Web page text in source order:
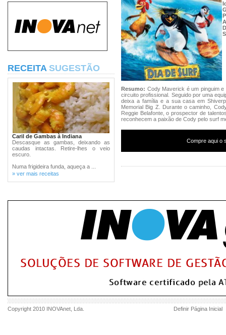
RECEITA SUGESTÃO
Caril de Gambas à Indiana
Descasque as gambas, deixando as
caudas intactas. Retire-lhes o veio
escuro.
Numa frigideira funda, aqueça a ...
» ver mais receitas
Resumo: Cody Maverick é um pinguim
circuito profissional. Seguido por uma
deixa a família e a sua casa em
Memorial Big Z. Durante o caminho,
Reggie Belafonte, o prospector de
reconhecem a paixão de Cody pelo surf
Compre aqui o
Copyright 2010 INOVAnet , Lda. Definir Página Inicial